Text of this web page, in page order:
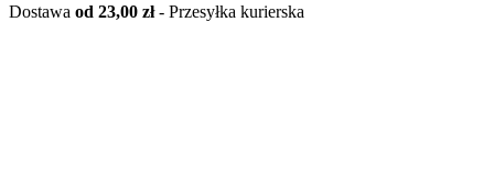
Dostawa od 23,00 zł- Przesyłka kurierska